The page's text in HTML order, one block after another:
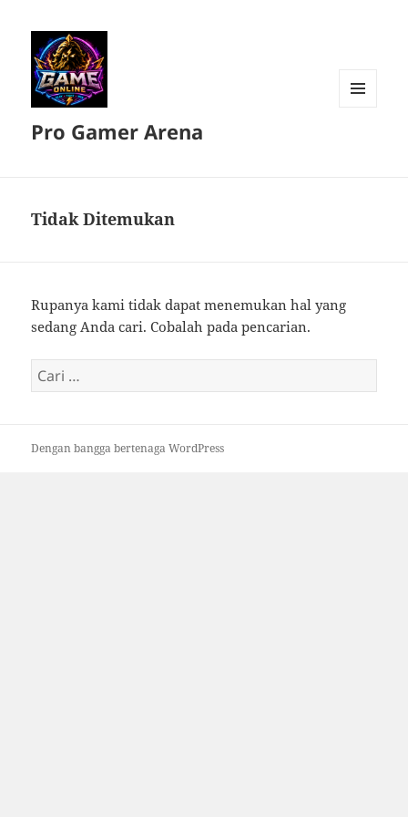
Pro Gamer Arena
Tidak Ditemukan
Rupanya kami tidak dapat menemukan hal yang
sedang Anda cari. Cobalah pada pencarian.
Cari
untuk:
Dengan bangga bertenaga WordPress